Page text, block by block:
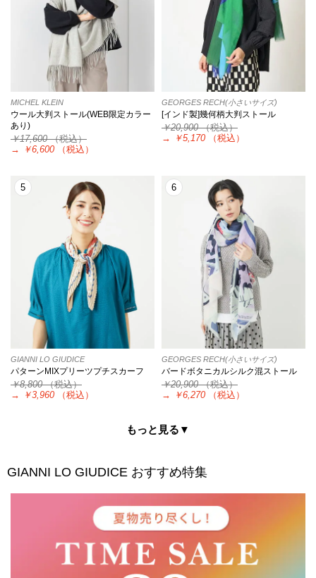
MICHEL KLEIN
ウール大判ストール(WEB限定カラー
あり)
￥17,600（税込）
→
￥6,600 （税込）
GEORGES RECH(小さいサイズ)
[インド製]幾何柄大判ストール
￥20,900（税込）
→
￥5,170 （税込）
5
GIANNI LO GIUDICE
パターンMIXプリーツプチスカーフ
￥8,800（税込）
→
￥3,960 （税込）
6
GEORGES RECH(小さいサイズ)
バードボタニカルシルク混ストール
￥20,900（税込）
→
￥6,270 （税込）
もっと見る▼
GIANNI LO GIUDICE おすすめ特集